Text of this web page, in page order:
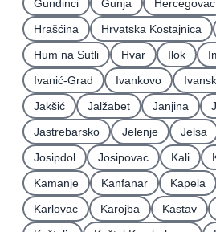
Gundinci Gunja Hercegovac
Hrašćina
Hrvatska Kostajnica
Hum na Sutli
Hvar Ilok
Ivanić-Grad
Ivankovo
Jakšić
Jalžabet Janjina
Jastrebarsko
Jelenje Jelsa
Josipdol
Josipovac Kali
Kamanje
Kanfanar Kapela
Karlovac
Karojba Kastav